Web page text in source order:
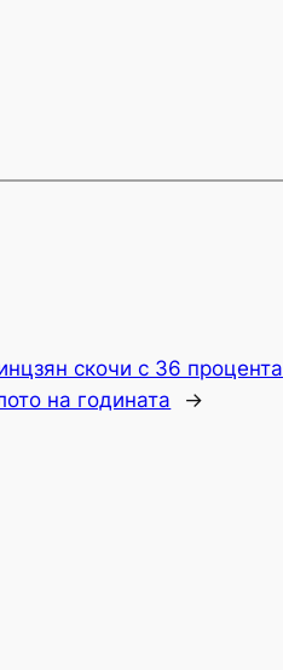
скочи с 36 процента
на годината
→